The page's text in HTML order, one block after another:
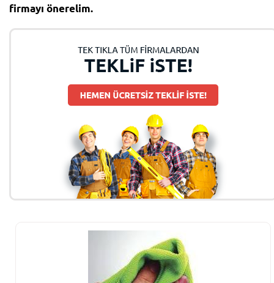
firmayı önerelim.